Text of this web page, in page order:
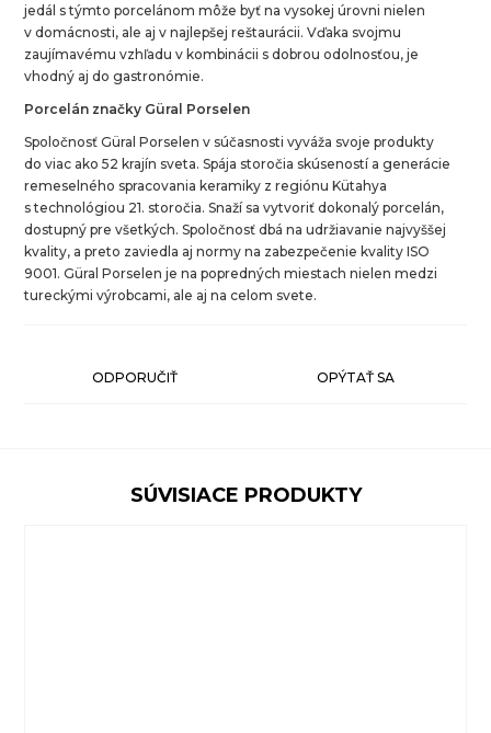
jedál s týmto porcelánom môže byť na vysokej úrovni nielen
v domácnosti, ale aj v najlepšej reštaurácii. Vďaka svojmu
zaujímavému vzhľadu v kombinácii s dobrou odolnosťou, je
vhodný aj do gastronómie.
Porcelán značky Güral Porselen
Spoločnosť Güral Porselen v súčasnosti vyváža svoje produkty
do viac ako 52 krajín sveta. Spája storočia skúseností a generácie
remeselného spracovania keramiky z regiónu Kütahya
s technológiou 21. storočia. Snaží sa vytvoriť dokonalý porcelán,
dostupný pre všetkých. Spoločnosť dbá na udržiavanie najvyššej
kvality, a preto zaviedla aj normy na zabezpečenie kvality ISO
9001. Güral Porselen je na popredných miestach nielen medzi
tureckými výrobcami, ale aj na celom svete.
ODPORUČIŤ OPÝTAŤ SA
SÚVISIACE PRODUKTY